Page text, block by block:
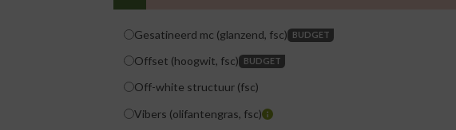
Gesatineerd mc (glanzend, fsc) BUDGET
Offset (hoogwit, fsc) BUDGET
Off-white structuur (fsc)
Vibers (olifantengras, fsc)